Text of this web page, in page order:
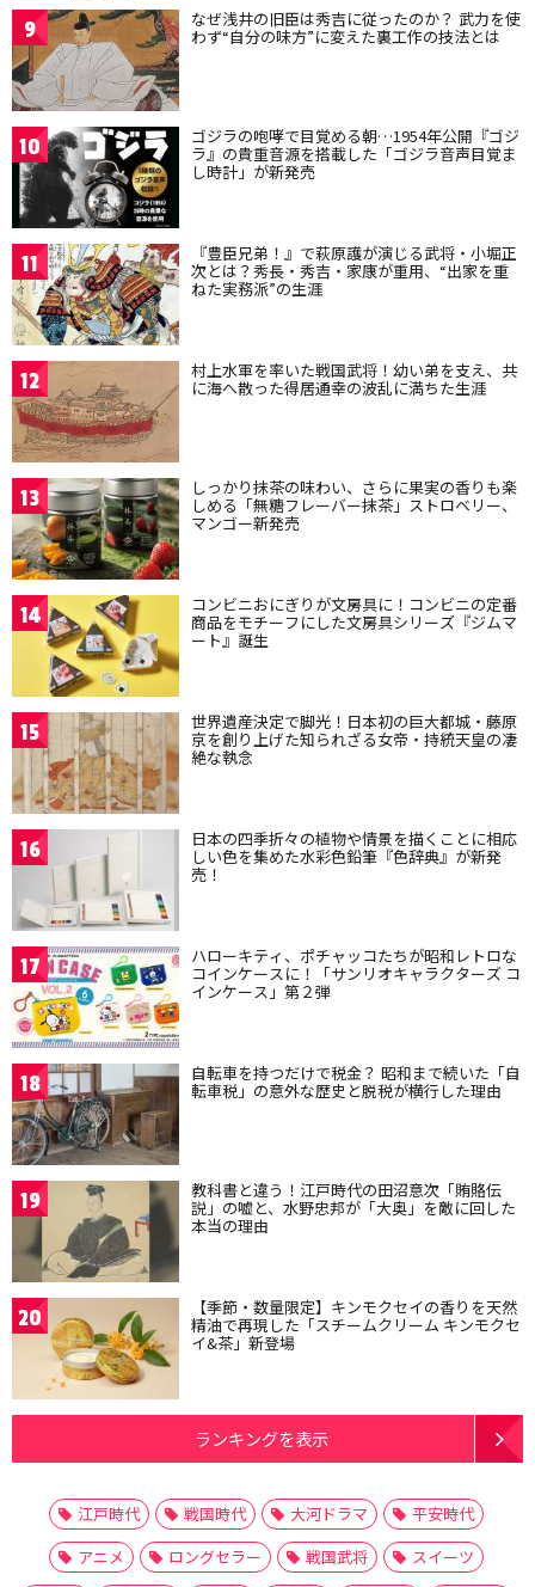
9 なぜ浅井の旧臣は秀吉に従ったのか？ 武力を使
わず“自分の味方”に変えた裏工作の技法とは
10 ゴジラの咆哮で目覚める朝…1954年公開『ゴジ
ラ』の貴重音源を搭載した「ゴジラ音声目覚ま
し時計」が新発売
11 『豊臣兄弟！』で萩原護が演じる武将・小堀正
次とは？秀長・秀吉・家康が重用、“出家を重
ねた実務派”の生涯
12 村上水軍を率いた戦国武将！幼い弟を支え、共
に海へ散った得居通幸の波乱に満ちた生涯
13 しっかり抹茶の味わい、さらに果実の香りも楽
しめる「無糖フレーバー抹茶」ストロベリー、
マンゴー新発売
14 コンビニおにぎりが文房具に！コンビニの定番
商品をモチーフにした文房具シリーズ『ジムマ
ート』誕生
15 世界遺産決定で脚光！日本初の巨大都城・藤原
京を創り上げた知られざる女帝・持統天皇の凄
絶な執念
16 日本の四季折々の植物や情景を描くことに相応
しい色を集めた水彩色鉛筆『色辞典』が新発
売！
17 ハローキティ、ポチャッコたちが昭和レトロな
コインケースに！「サンリオキャラクターズ コ
インケース」第２弾
18 自転車を持つだけで税金？ 昭和まで続いた「自
転車税」の意外な歴史と脱税が横行した理由
19 教科書と違う！江戸時代の田沼意次「賄賂伝
説」の嘘と、水野忠邦が「大奥」を敵に回した
本当の理由
20 【季節・数量限定】キンモクセイの香りを天然
精油で再現した「スチームクリーム キンモクセ
イ&茶」新登場
ランキングを表示
江戸時代 戦国時代 大河ドラマ
平安時代
アニメ
ロングセラー 戦国武将
スイーツ